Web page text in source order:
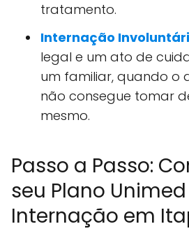
tratamento.
Internação
legal e um ato de
um familiar, quando o
não consegue tomar
mesmo.
Passo a Passo:
seu Plano
Internação em